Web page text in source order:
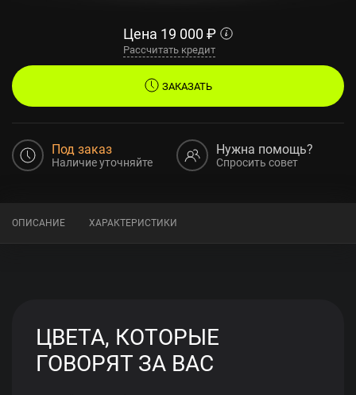
Цена 19 000 ₽
Рассчитать кредит
ЗАКАЗАТЬ
Под заказ
Наличие уточняйте
Нужна помощь?
Спросить совет
ОПИСАНИЕ ХАРАКТЕРИСТИКИ
ЦВЕТА, КОТОРЫЕ
ГОВОРЯТ ЗА ВАС